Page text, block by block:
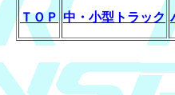
ＴＯＰ 中・小型トラック